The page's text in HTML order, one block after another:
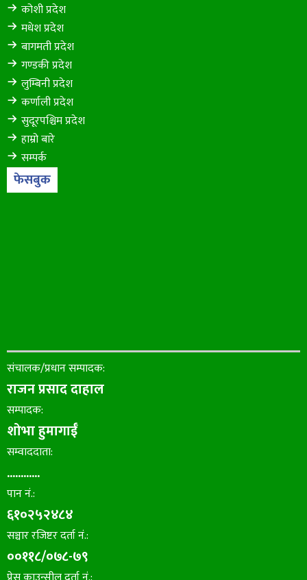
कोशी प्रदेश
मधेश प्रदेश
बागमती प्रदेश
गण्डकी प्रदेश
लुम्बिनी प्रदेश
कर्णाली प्रदेश
सुदूरपश्चिम प्रदेश
हाम्रो बारे
सम्पर्क
फेसबुक
संचालक/प्रधान सम्पादक:
राजन प्रसाद दाहाल
सम्पादक:
शोभा हुमागाईँ
सम्वाददाता:
............
पान नं.:
६१०२५२४८४
सञ्चार रजिष्टर दर्ता नं.:
००११८/०७८-७९